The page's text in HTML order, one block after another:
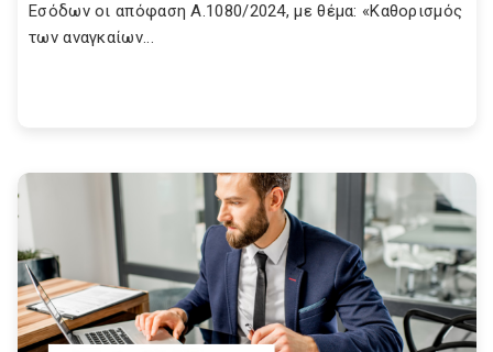
Εσόδων οι απόφαση Α.1080/2024, με θέμα: «Καθορισμός
των αναγκαίων...